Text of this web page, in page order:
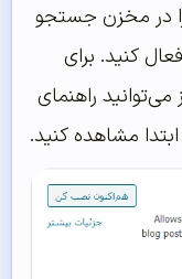
در مخزن جستجو
کنید. برای
راهنمای
ابتدا مشاهده کنید.